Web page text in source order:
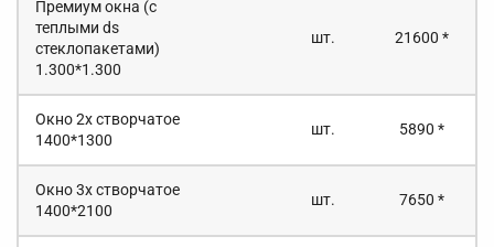
Премиум окна (с
теплыми ds
стеклопакетами)
1.300*1.300
шт. 21600 *
Окно 2х створчатое
1400*1300
шт. 5890 *
Окно 3х створчатое
1400*2100
шт. 7650 *